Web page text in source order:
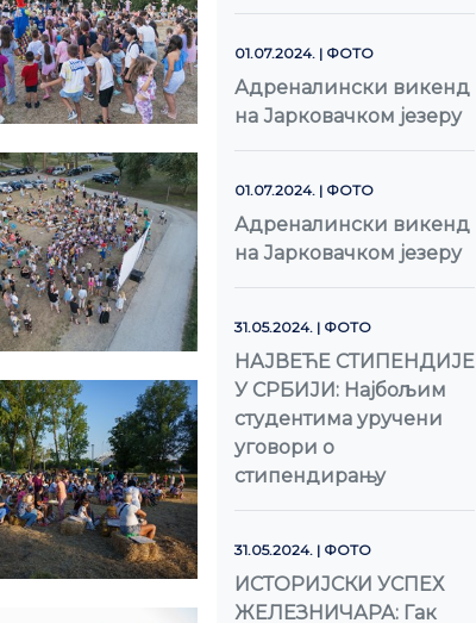
01.07.2024. | ФОТО
Адреналински викенд
на Јарковачком језеру
01.07.2024. | ФОТО
Адреналински викенд
на Јарковачком језеру
31.05.2024. | ФОТО
НАЈВЕЋЕ СТИПЕНДИЈЕ
У СРБИЈИ: Најбољим
студентима уручени
уговори о
стипендирању
31.05.2024. | ФОТО
ИСТОРИЈСКИ УСПЕХ
ЖЕЛЕЗНИЧАРА: Гак